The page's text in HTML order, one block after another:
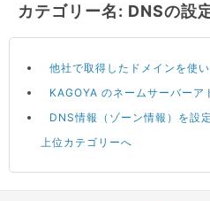
カテゴリー名: DNSの設
他社で取得したドメインを使
KAGOYA のネームサーバーア
DNS情報（ゾーン情報）を設
上位カテゴリーへ